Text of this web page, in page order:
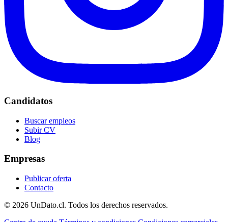
Candidatos
Buscar empleos
Subir CV
Blog
Empresas
Publicar oferta
Contacto
© 2026 UnDato.cl. Todos los derechos reservados.